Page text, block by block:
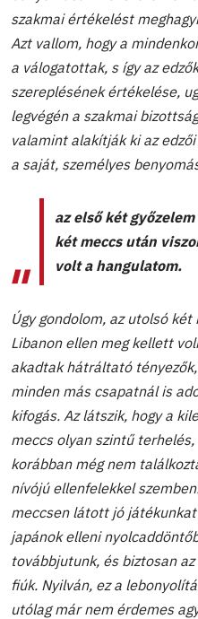
szakmai értékelést
Azt vallom, hogy a
a válogatottak, s így az
szereplésének értékelése,
legvégén a szakmai
valamint alakítják ki az
a saját, személyes
az első két
két meccs után
volt a hangulatom.
Úgy gondolom, az utolsó
Libanon ellen meg kellett
akadtak hátráltató
minden más csapatnál is
kifogás. Az látszik, hogy a
meccs olyan szintű
korábban még nem
nívójú ellenfelekkel
meccsen látott jó
japánok elleni
továbbjutunk, és biztosan
fiúk. Nyilván, ez a
utólag már nem érdemes